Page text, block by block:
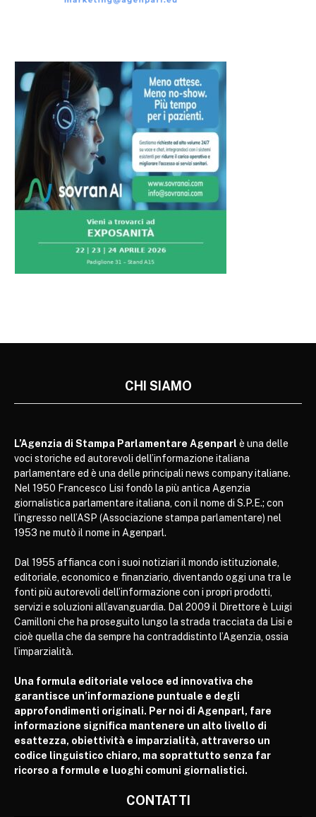
CHI SIAMO
L’Agenzia di Stampa Parlamentare Agenparl è una delle
voci storiche ed autorevoli dell’informazione italiana
parlamentare ed è una delle principali news company italiane.
Nel 1950 Francesco Lisi fondò la più antica Agenzia
giornalistica parlamentare italiana, con il nome di S.P.E.; con
l’ingresso nell’ASP (Associazione stampa parlamentare) nel
1953 ne mutò il nome in Agenparl.
Dal 1955 affianca con i suoi notiziari il mondo istituzionale,
editoriale, economico e finanziario, diventando oggi una tra le
fonti più autorevoli dell’informazione con i propri prodotti,
servizi e soluzioni all’avanguardia. Dal 2009 il Direttore è Luigi
Camilloni che ha proseguito lungo la strada tracciata da Lisi e
cioè quella che da sempre ha contraddistinto l’Agenzia, ossia
l’imparzialità.
Una formula editoriale veloce ed innovativa che
garantisce un’informazione puntuale e degli
approfondimenti originali. Per noi di Agenparl, fare
informazione significa mantenere un alto livello di
esattezza, obiettività e imparzialità, attraverso un
codice linguistico chiaro, ma soprattutto senza far
ricorso a formule e luoghi comuni giornalistici.
CONTATTI